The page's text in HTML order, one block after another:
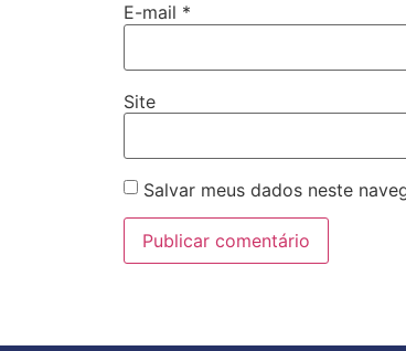
E-mail *
Site
Salvar meus dados neste